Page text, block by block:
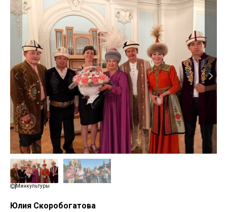
Минкультуры
Юлия Скоробогатова